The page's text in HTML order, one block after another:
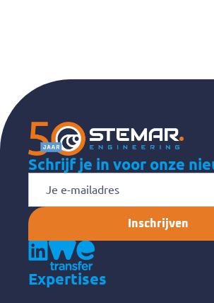
Schrijf je in voor onze
mailadres
Expertises